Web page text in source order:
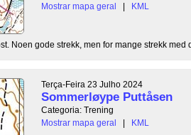
Mostrar mapa geral
| KML
Noen gode strekk, men for mange strekk med
Terça-Feira 23 Julho 2024
Sommerløype Puttåsen
Categoria: Trening
Mostrar mapa geral
| KML